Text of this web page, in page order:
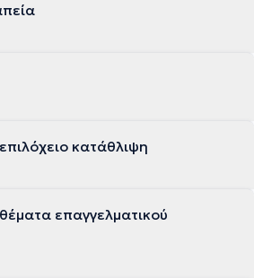
κατάθλιψη
επαγγελματικού